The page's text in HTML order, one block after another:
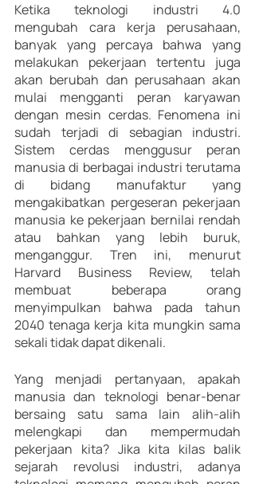
Ketika teknologi industri 4.0
mengubah cara kerja perusahaan,
banyak yang percaya bahwa yang
melakukan pekerjaan tertentu juga
akan berubah dan perusahaan akan
mulai mengganti peran karyawan
dengan mesin cerdas. Fenomena ini
sudah terjadi di sebagian industri.
Sistem cerdas menggusur peran
manusia di berbagai industri terutama
di bidang manufaktur yang
mengakibatkan pergeseran pekerjaan
manusia ke pekerjaan bernilai rendah
atau bahkan yang lebih buruk,
menganggur. Tren ini, menurut
Harvard Business Review, telah
membuat beberapa orang
menyimpulkan bahwa pada tahun
2040 tenaga kerja kita mungkin sama
sekali tidak dapat dikenali.
Yang menjadi pertanyaan, apakah
manusia dan teknologi benar-benar
bersaing satu sama lain alih-alih
melengkapi dan mempermudah
pekerjaan kita? Jika kita kilas balik
sejarah revolusi industri, adanya